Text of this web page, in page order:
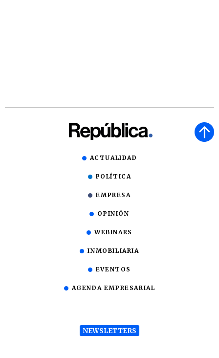
ACTUALIDAD
POLÍTICA
EMPRESA
OPINIÓN
WEBINARS
INMOBILIARIA
EVENTOS
AGENDA EMPRESARIAL
NEWSLETTERS